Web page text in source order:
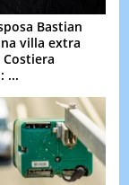
Bastian
villa extra
...